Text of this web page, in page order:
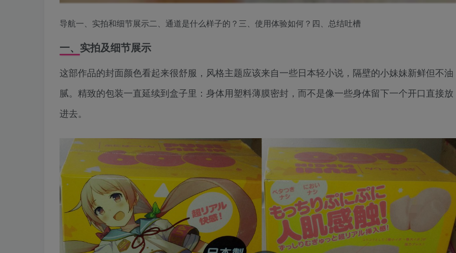
导航一、实拍和细节展示二、通道是什么样子的？三、使用体验如何？四、总结吐槽
一、实拍及细节展示
这部作品的封面颜色看起来很舒服，风格主题应该来自一些日本轻小说，隔壁的小妹妹新鲜但不油
腻。精致的包装一直延续到盒子里：身体用塑料薄膜密封，而不是像一些身体留下一个开口直接放
进去。